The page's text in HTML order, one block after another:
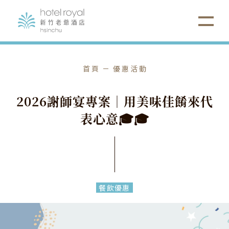
首頁 優惠活動
2026謝師宴專案 ｜ 用美味佳餚來代
表心意🎓🎓
餐飲優惠